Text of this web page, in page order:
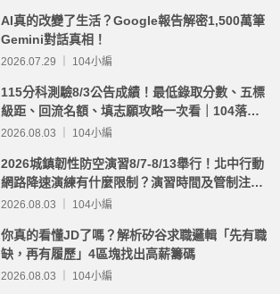
AI真的改變了生活？Google報告解密1,500萬筆
Gemini對話真相！
2026.07.29 ｜ 104小編
115分科測驗8/3公告成績！最低錄取分數、五標
級距、回流名額、填志願攻略一次看｜104落點
分析
2026.08.03 ｜ 104小編
2026城鎮韌性防空演習8/7-8/13舉行！北中行動
網路降速演練有什麼限制？演習時間及管制注意
事項整理
2026.08.03 ｜ 104小編
你真的看懂JD了嗎？解析矽谷求職邏輯「先有職
缺，再有履歷」4區塊找出高薪籌碼
2026.08.03 ｜ 104小編